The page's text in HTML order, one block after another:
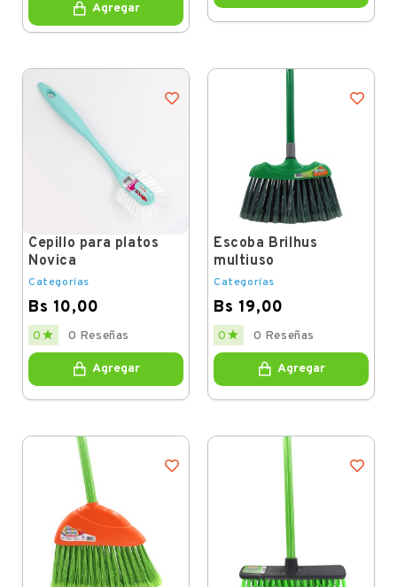
Agregar
Cepillo para platos
Novica
Categorías
Bs 10,00
Price
0  0 Reseñas
Agregar
Escoba Brilhus
multiuso
Categorías
Bs 19,00
Price
0  0 Reseñas
Agregar